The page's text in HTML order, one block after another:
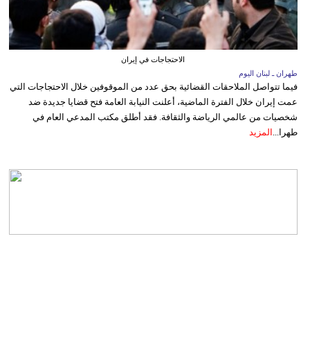
الاحتجاجات في إيران
طهران ـ لبنان اليوم
فيما تتواصل الملاحقات القضائية بحق عدد من الموقوفين خلال الاحتجاجات التي
عمت إيران خلال الفترة الماضية، أعلنت النيابة العامة فتح قضايا جديدة ضد
شخصيات من عالمي الرياضة والثقافة. فقد أطلق مكتب المدعي العام في
طهرا... المزيد